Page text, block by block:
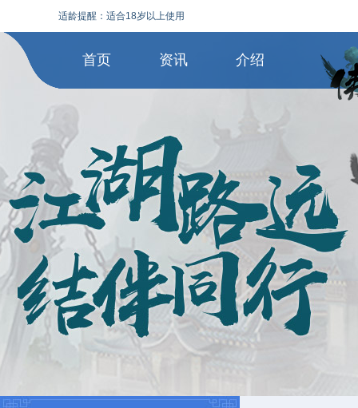
适龄提醒：适合18岁以上使用
首页 资讯 介绍